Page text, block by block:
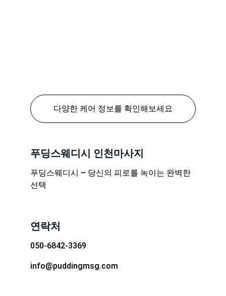
다양한 케어 정보를 확인해보세요
푸딩스웨디시 인천마사지
푸딩스웨디시 – 당신의 피로를 녹이는 완벽한
선택
연락처
050-6842-3369
info@puddingmsg.com